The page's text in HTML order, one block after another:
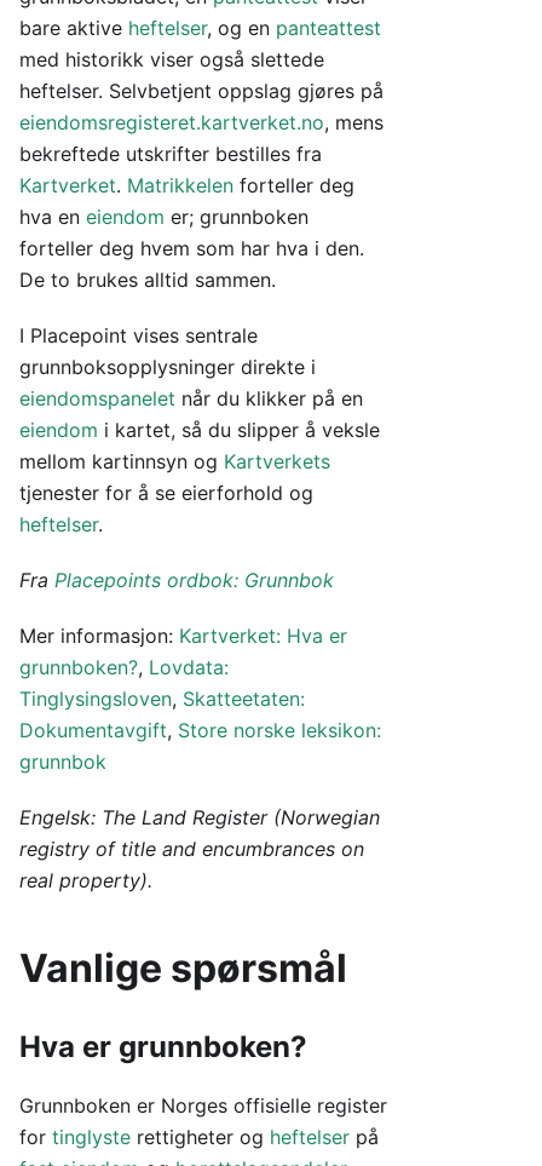
bare aktive heftelser, og en panteattest
med historikk viser også slettede
heftelser. Selvbetjent oppslag gjøres på
eiendomsregisteret.kartverket.no, mens
bekreftede utskrifter bestilles fra
Kartverket. Matrikkelen forteller deg
hva en eiendom er; grunnboken
forteller deg hvem som har hva i den.
De to brukes alltid sammen.
I Placepoint vises sentrale
grunnboksopplysninger direkte i
eiendomspanelet når du klikker på en
eiendom i kartet, så du slipper å veksle
mellom kartinnsyn og Kartverkets
tjenester for å se eierforhold og
heftelser.
Fra Placepoints ordbok: Grunnbok
Mer informasjon: Kartverket: Hva er
grunnboken?, Lovdata:
Tinglysingsloven, Skatteetaten:
Dokumentavgift, Store norske leksikon:
grunnbok
Engelsk: The Land Register (Norwegian
registry of title and encumbrances on
real property).
Vanlige spørsmål
Hva er grunnboken?
Grunnboken er Norges offisielle register
for tinglyste rettigheter og heftelser på